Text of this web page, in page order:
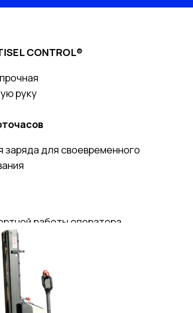
CONTROL®
руку
заряда для своевременного
работы оператора